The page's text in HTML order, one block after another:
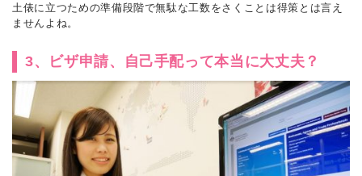
土俵に立つための準備段階で無駄な工数をさくことは得策とは言え
ませんよね。
3、ビザ申請、自己手配って本当に大丈夫？